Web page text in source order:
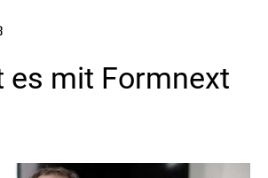
es mit Formnext